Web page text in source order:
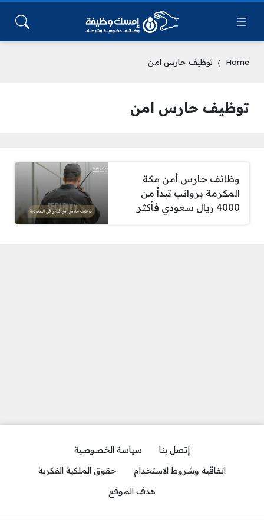
Home توظيف حارس امن
توظيف حارس امن
وظائف حارس أمن مكة
المكرمة برواتب تبدأ من
4000 ريال سعودي فأكثر
إتصل بنا
سياسة الخصوصية
اتفاقية وشروط الاستخدام
حقوق الملكية الفكرية
هدف الموقع